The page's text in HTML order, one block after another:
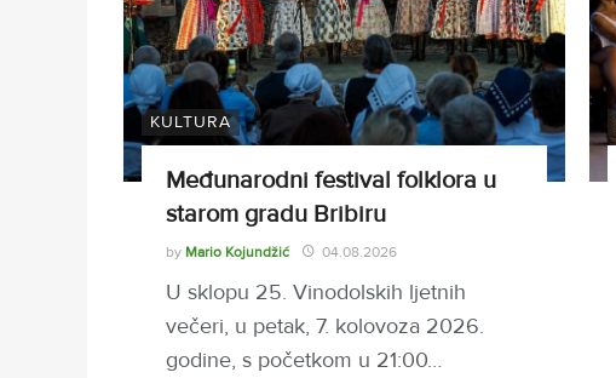
KULTURA
Međunarodni festival folklora u
starom gradu Bribiru
by Mario Kojundžić 04.08.2026
U sklopu 25. Vinodolskih ljetnih
večeri, u petak, 7. kolovoza 2026.
godine, s početkom u 21:00…